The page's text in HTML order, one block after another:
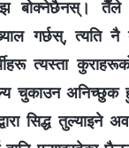
बोक्नेछैनस्। तैँले
गर्छस्, त्यति
त्यस्ता
चुकाउन अनिच्छुक
सिद्ध